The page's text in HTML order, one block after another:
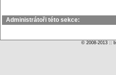
Administrátoři této sekce:
© 2008-2013 ::